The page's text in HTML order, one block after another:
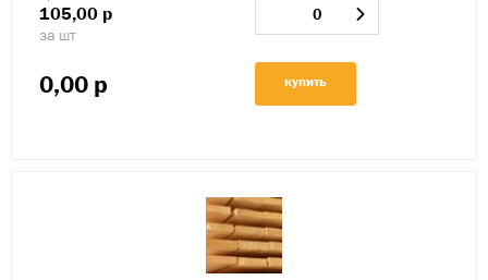
105,00 р
за шт
0,00 р купить